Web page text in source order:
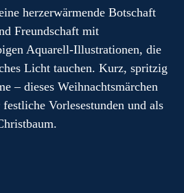
herzerwärmende Botschaft
Freundschaft mit
Aquarell-Illustrationen, die
Licht tauchen. Kurz, spritzig
– dieses Weihnachtsmärchen
Vorlesestunden und als